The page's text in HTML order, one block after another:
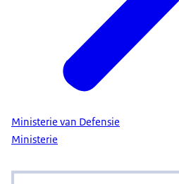
Ministerie van Defensie
Ministerie